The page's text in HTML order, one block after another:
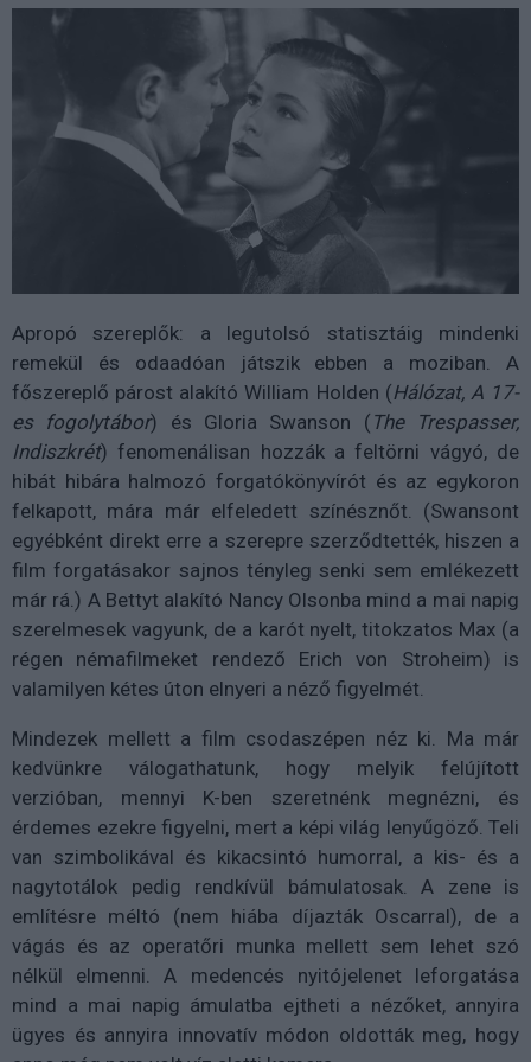
Apropó szereplők: a legutolsó statisztáig mindenki
remekül és odaadóan játszik ebben a moziban. A
főszereplő párost alakító William Holden (Hálózat, A 17-
es fogolytábor) és Gloria Swanson ( The Trespasser,
Indiszkrét) fenomenálisan hozzák a feltörni vágyó, de
hibát hibára halmozó forgatókönyvírót és az egykoron
felkapott, mára már elfeledett színésznőt. (Swansont
egyébként direkt erre a szerepre szerződtették, hiszen a
film forgatásakor sajnos tényleg senki sem emlékezett
már rá.) A Bettyt alakító Nancy Olsonba mind a mai napig
szerelmesek vagyunk, de a karót nyelt, titokzatos Max (a
régen némafilmeket rendező Erich von Stroheim) is
valamilyen kétes úton elnyeri a néző figyelmét.
Mindezek mellett a film csodaszépen néz ki. Ma már
kedvünkre válogathatunk, hogy melyik felújított
verzióban, mennyi K-ben szeretnénk megnézni, és
érdemes ezekre figyelni, mert a képi világ lenyűgöző. Teli
van szimbolikával és kikacsintó humorral, a kis- és a
nagytotálok pedig rendkívül bámulatosak. A zene is
említésre méltó (nem hiába díjazták Oscarral), de a
vágás és az operatőri munka mellett sem lehet szó
nélkül elmenni. A medencés nyitójelenet leforgatása
mind a mai napig ámulatba ejtheti a nézőket, annyira
ügyes és annyira innovatív módon oldották meg, hogy